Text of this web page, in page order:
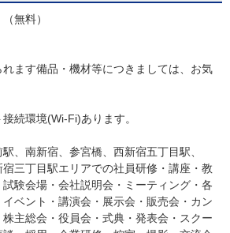
無料）
れます備品・機材等につきましては、お気
続環境(Wi-Fi)あります。
、南新宿、参宮橋、西新宿五丁目駅、
三丁目駅エリアでの社員研修・講座・教
験会場・会社説明会・ミーティング・各
ベント・講演会・展示会・販売会・カン
主総会・役員会・式典・発表会・スクー